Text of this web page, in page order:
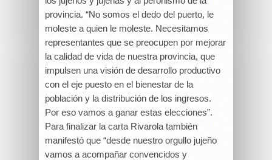
provincia. “No somos el dedo del puerto, le
moleste a quien le moleste. Necesitamos
representantes que se preocupen por mejorar
la calidad de vida de nuestra provincia, que
impulsen una visión de desarrollo productivo
con el eje puesto en el bienestar de la
población y la distribución de los ingresos.
Por eso vamos a ganar estas elecciones”.
Para finalizar la carta Rivarola también
manifestó que “desde nuestro orgullo jujeño
vamos a acompañar convencidos y